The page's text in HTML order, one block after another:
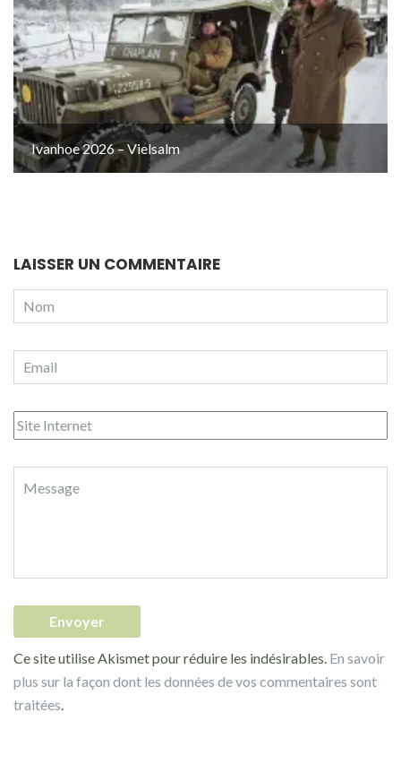
Ivanhoe 2026 – Vielsalm
LAISSER UN COMMENTAIRE
Ce site utilise Akismet pour réduire les indésirables. En savoir
plus sur la façon dont les données de vos commentaires sont
traitées